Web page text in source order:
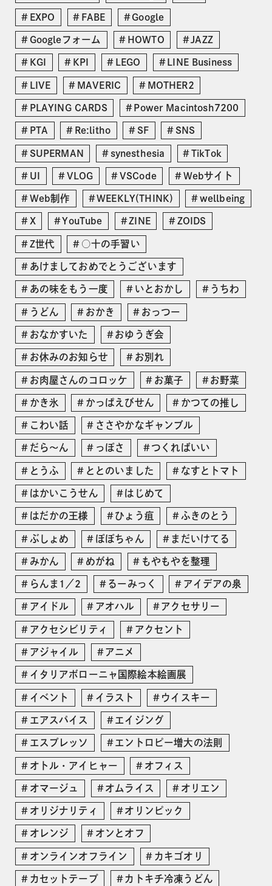
EXPO FABE Google
Googleフォーム HOWTO JAZZ
KGI KPI LEGO LINE Business
LIVE MAVERIC MOTHER2
PLAYING CARDS Power Macintosh7200
PTA Re:litho SF SNS
SUPERMAN synesthesia TikTok
UI VLOG VSCode Webサイト
Web制作 WEEKLY(THINK) wellbeing
X YouTube ZINE ZOIDS
Z世代 ○十の手習い
あけましておめでとうございます
あの味をもう一度 いとおかし うちわ
うどん おかき おっつー
おなかすいた おゆうぎ会
お休みのお知らせ お別れ
お肉屋さんのコロッケ お菓子 お野菜
かき氷 かっぱえびせん かつての推し
こわい話 ささやかなギャンブル
だら〜ん っぽさ つくればいい
とうふ ととのいました なすとトマト
はかいこうせん はじめて
はだかの王様 ひょう疽 ふきのとう
ぶしょめ ぽぽちゃん まだいけてる
みかん めがね もやもやを整理
らんま1／2 るーみっく アイデアの泉
アイドル アオハル アクセサリー
アクセシビリティ アクセント
アジャイル アニメ
イタリアボローニャ国際絵本絵画展
イベント イラスト ウイスキー
エアスパイス エイジング
エスプレッソ エントロピー増大の法則
オトル・アイヒャー オフィス
オマージュ オムライス オリエン
オリジナリティ オリンピック
オレンジ オンとオフ
オンラインオフライン カキゴオリ
カセットテープ カトキチ冷凍うどん